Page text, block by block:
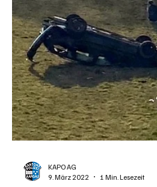
KAPO AG
10. März 2022
1 Min. Lesezeit
KANTON AARGAU
Hallwil: 31-jähriger
Gestern Nachmittag stiess ein
Bahnübergang in Hallwil mit
zusammen. Verletzt wurde